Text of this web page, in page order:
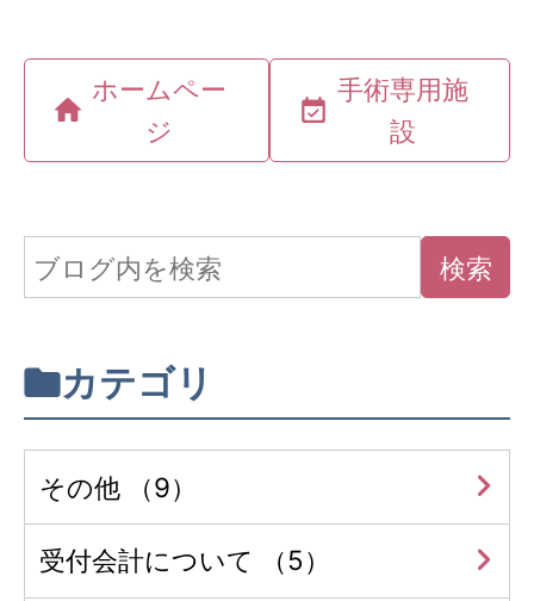
ホームペー
ジ
手術専用施
設
カテゴリ
その他 （9）
受付会計について （5）